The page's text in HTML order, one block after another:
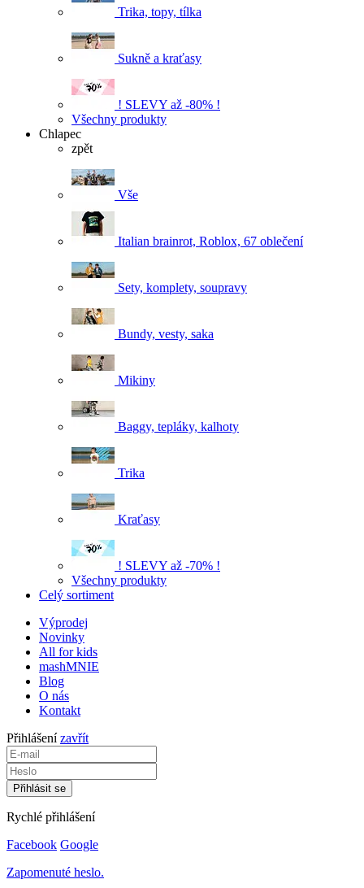
Trika, topy, tílka
Sukně a kraťasy
! SLEVY až -80% !
Všechny produkty
Chlapec
zpět
Vše
Italian brainrot, Roblox, 67 oblečení
Sety, komplety, soupravy
Bundy, vesty, saka
Mikiny
Baggy, tepláky, kalhoty
Trika
Kraťasy
! SLEVY až -70% !
Všechny produkty
Celý sortiment
Výprodej
Novinky
All for kids
mashMNIE
Blog
O nás
Kontakt
Přihlášenízavřít
Rychlé přihlášení
Facebook Google
Zapomenuté heslo.